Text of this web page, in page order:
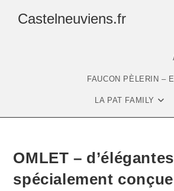
Castelneuviens.fr
FAUCON PÈLERIN –
LA PAT FAMILY
OMLET –
spécialement